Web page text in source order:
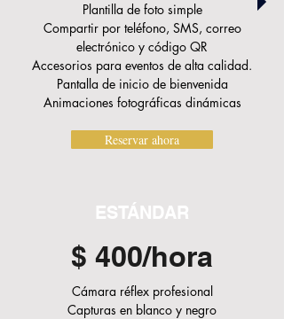
Plantilla de foto simple
Compartir por teléfono, SMS, correo
electrónico y código QR
Accesorios para eventos de alta calidad.
Pantalla de inicio de bienvenida
Animaciones fotográficas dinámicas
Reservar ahora
ESTÁNDAR
$ 400/hora
Cámara réflex profesional
Capturas en blanco y negro